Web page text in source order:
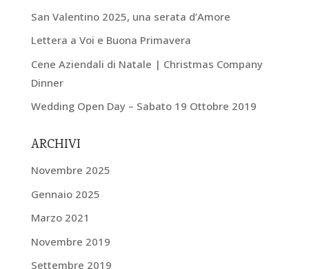
San Valentino 2025, una serata d’Amore
Lettera a Voi e Buona Primavera
Cene Aziendali di Natale | Christmas Company
Dinner
Wedding Open Day – Sabato 19 Ottobre 2019
ARCHIVI
Novembre 2025
Gennaio 2025
Marzo 2021
Novembre 2019
Settembre 2019